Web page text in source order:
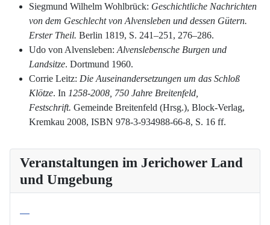
Veranstaltungen im Jerichower Land
und Umgebung
Siegmund Wilhelm Wohlbrück: Geschichtliche Nachrichten
von dem Geschlecht von Alvensleben und dessen Gütern.
Erster Theil. Berlin 1819, S. 241–251, 276–286.
Udo von Alvensleben: Alvenslebensche Burgen und
Landsitze. Dortmund 1960.
Corrie Leitz: Die Auseinandersetzungen um das Schloß
Klötze. In 1258-2008, 750 Jahre Breitenfeld,
Festschrift. Gemeinde Breitenfeld (Hrsg.), Block-Verlag,
Kremkau 2008, ISBN 978-3-934988-66-8, S. 16 ff.